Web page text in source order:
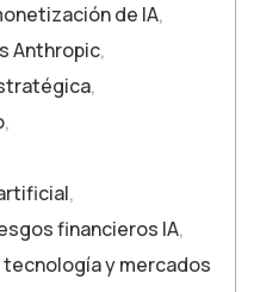
de IA,
Anthropic,
,
,
,
financieros IA,
tecnología y mercados